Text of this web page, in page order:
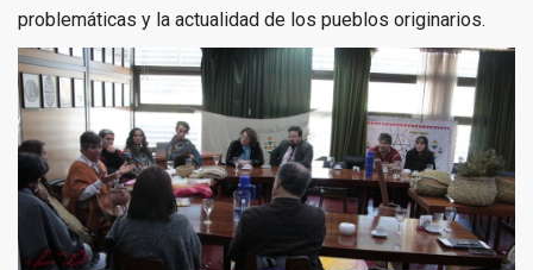
problemáticas y la actualidad de los pueblos originarios.